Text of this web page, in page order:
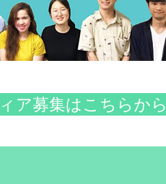
ア募集はこちらから